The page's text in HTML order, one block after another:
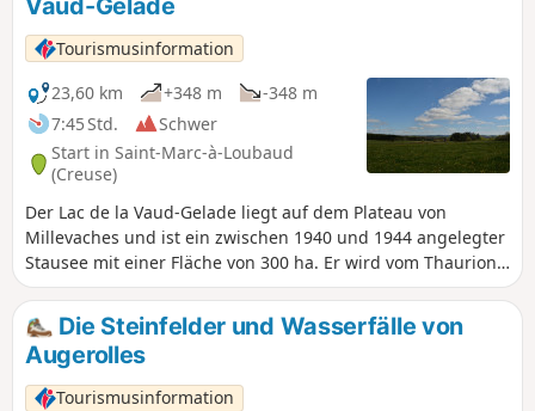
sie anschließend hauptsächlich auf Wegen und Pfaden, die
im Herbst von blühendem Heidekraut gesäumt sind.
Tourismusinformation
23,60 km
+348 m
-348 m
7:45 Std.
Schwer
Start in Saint-Marc-à-Loubaud
(Creuse)
Der Lac de la Vaud-Gelade liegt auf dem Plateau von
Millevaches und ist ein zwischen 1940 und 1944 angelegter
Stausee mit einer Fläche von 300 ha. Er wird vom Thaurion
und mehreren Bächen gespeist. Er dient der
Stromerzeugung. Sein Erddeich mit einem Fundament aus
Granuliten staut 21 Millionen Kubikmeter Wasser, die den
Lac de Vassivière je nach Wasserbedarf über einen 4 km
langen unterirdischen Stollen speisen.
Die Steinfelder und Wasserfälle von
Augerolles
Tourismusinformation